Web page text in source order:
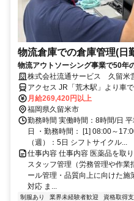
物流倉庫での倉庫管理(日
物流アウトソーシング事業で50年
流センター運営等幅広く展開
株式会社流通サービス 久留
アクセス JR「荒木駅」より車
月給269,420円以上
福岡県久留米市
勤務時間 実働時間：8時間/日
日 ・勤務時間： [1] 08:00～
（週）：5日 シフトサイクル...
仕事内容 仕事内容 医薬品を取
スタッフ管理（労務管理や作業
ール管理・品質向上に向けた施
対応 ま...
制服あり 業界未経験者歓迎 資格取得